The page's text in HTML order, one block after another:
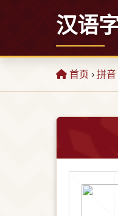
汉语
首页 › 拼音